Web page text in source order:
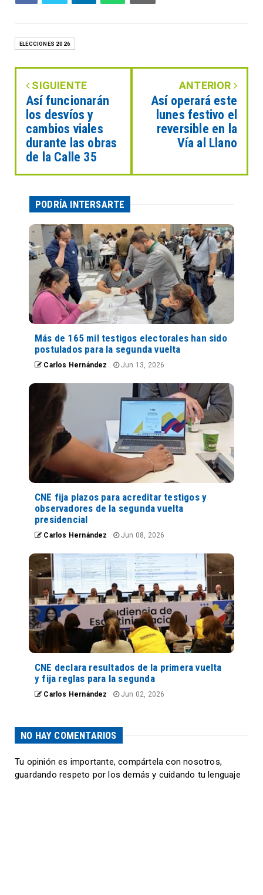
ELECCIONES 2026
SIGUIENTE
Así funcionarán
los desvíos y
cambios viales
durante las obras
de la Calle 35
ANTERIOR
Así operará este
lunes festivo el
reversible en la
Vía al Llano
PODRÍA INTERSARTE
Más de 165 mil testigos electorales han sido
postulados para la segunda vuelta
Carlos Hernández Jun 13, 2026
CNE fija plazos para acreditar testigos y
observadores de la segunda vuelta
presidencial
Carlos Hernández Jun 08, 2026
CNE declara resultados de la primera vuelta
y fija reglas para la segunda
Carlos Hernández Jun 02, 2026
NO HAY COMENTARIOS
Tu opinión es importante, compártela con nosotros,
guardando respeto por los demás y cuidando tu lenguaje